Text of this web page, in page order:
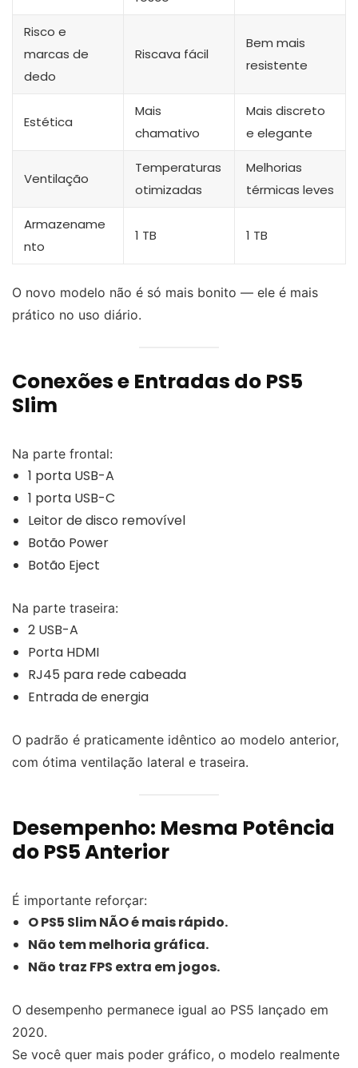
Risco e
marcas de
dedo
Riscava fácil
Bem mais
resistente
Estética
Mais
chamativo
Mais discreto
e elegante
Ventilação
Temperaturas
otimizadas
Melhorias
térmicas leves
Armazename
nto
1 TB 1 TB
O novo modelo não é só mais bonito — ele é mais
prático no uso diário.
Conexões e Entradas do PS5
Slim
Na parte frontal:
1 porta USB-A
1 porta USB-C
Leitor de disco removível
Botão Power
Botão Eject
Na parte traseira:
2 USB-A
Porta HDMI
RJ45 para rede cabeada
Entrada de energia
O padrão é praticamente idêntico ao modelo anterior,
com ótima ventilação lateral e traseira.
Desempenho: Mesma Potência
do PS5 Anterior
É importante reforçar:
O PS5 Slim NÃO é mais rápido.
Não tem melhoria gráfica.
Não traz FPS extra em jogos.
O desempenho permanece igual ao PS5 lançado em
2020.
Se você quer mais poder gráfico, o modelo realmente